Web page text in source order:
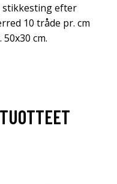
stikkesting efter
10 tråde pr. cm
cm.